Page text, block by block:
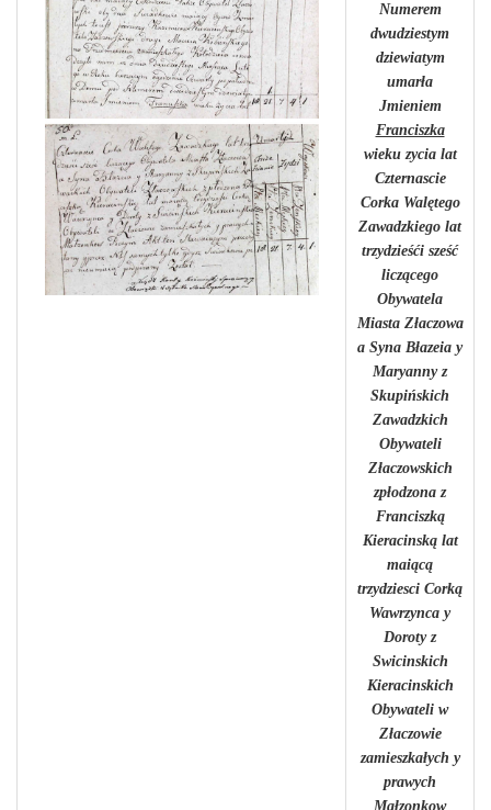
Numerem
dwudziestym
dziewiatym
umarła
Jmieniem
Franciszka
wieku zycia lat
Czternascie
Corka Walętego
Zawadzkiego lat
trzydzieśći sześć
liczącego
Obywatela
Miasta Złaczowa
a Syna Błazeia y
Maryanny z
Skupińskich
Zawadzkich
Obywateli
Złaczowskich
zpłodzona z
Franciszką
Kieracinską lat
maiącą
trzydziesci Corką
Wawrzynca y
Doroty z
Swicinskich
Kieracinskich
Obywateli w
Złaczowie
zamieszkałych y
prawych
Małzonkow